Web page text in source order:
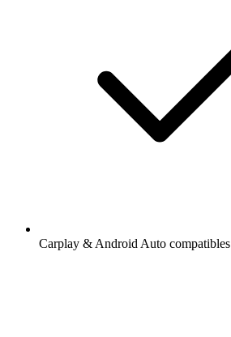
Carplay & Android Auto compatibles